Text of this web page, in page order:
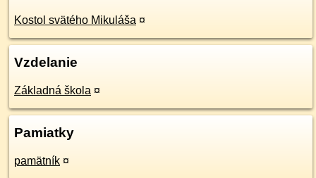
Kostol svätého Mikuláša ¤
Vzdelanie
Základná škola ¤
Pamiatky
pamätník ¤